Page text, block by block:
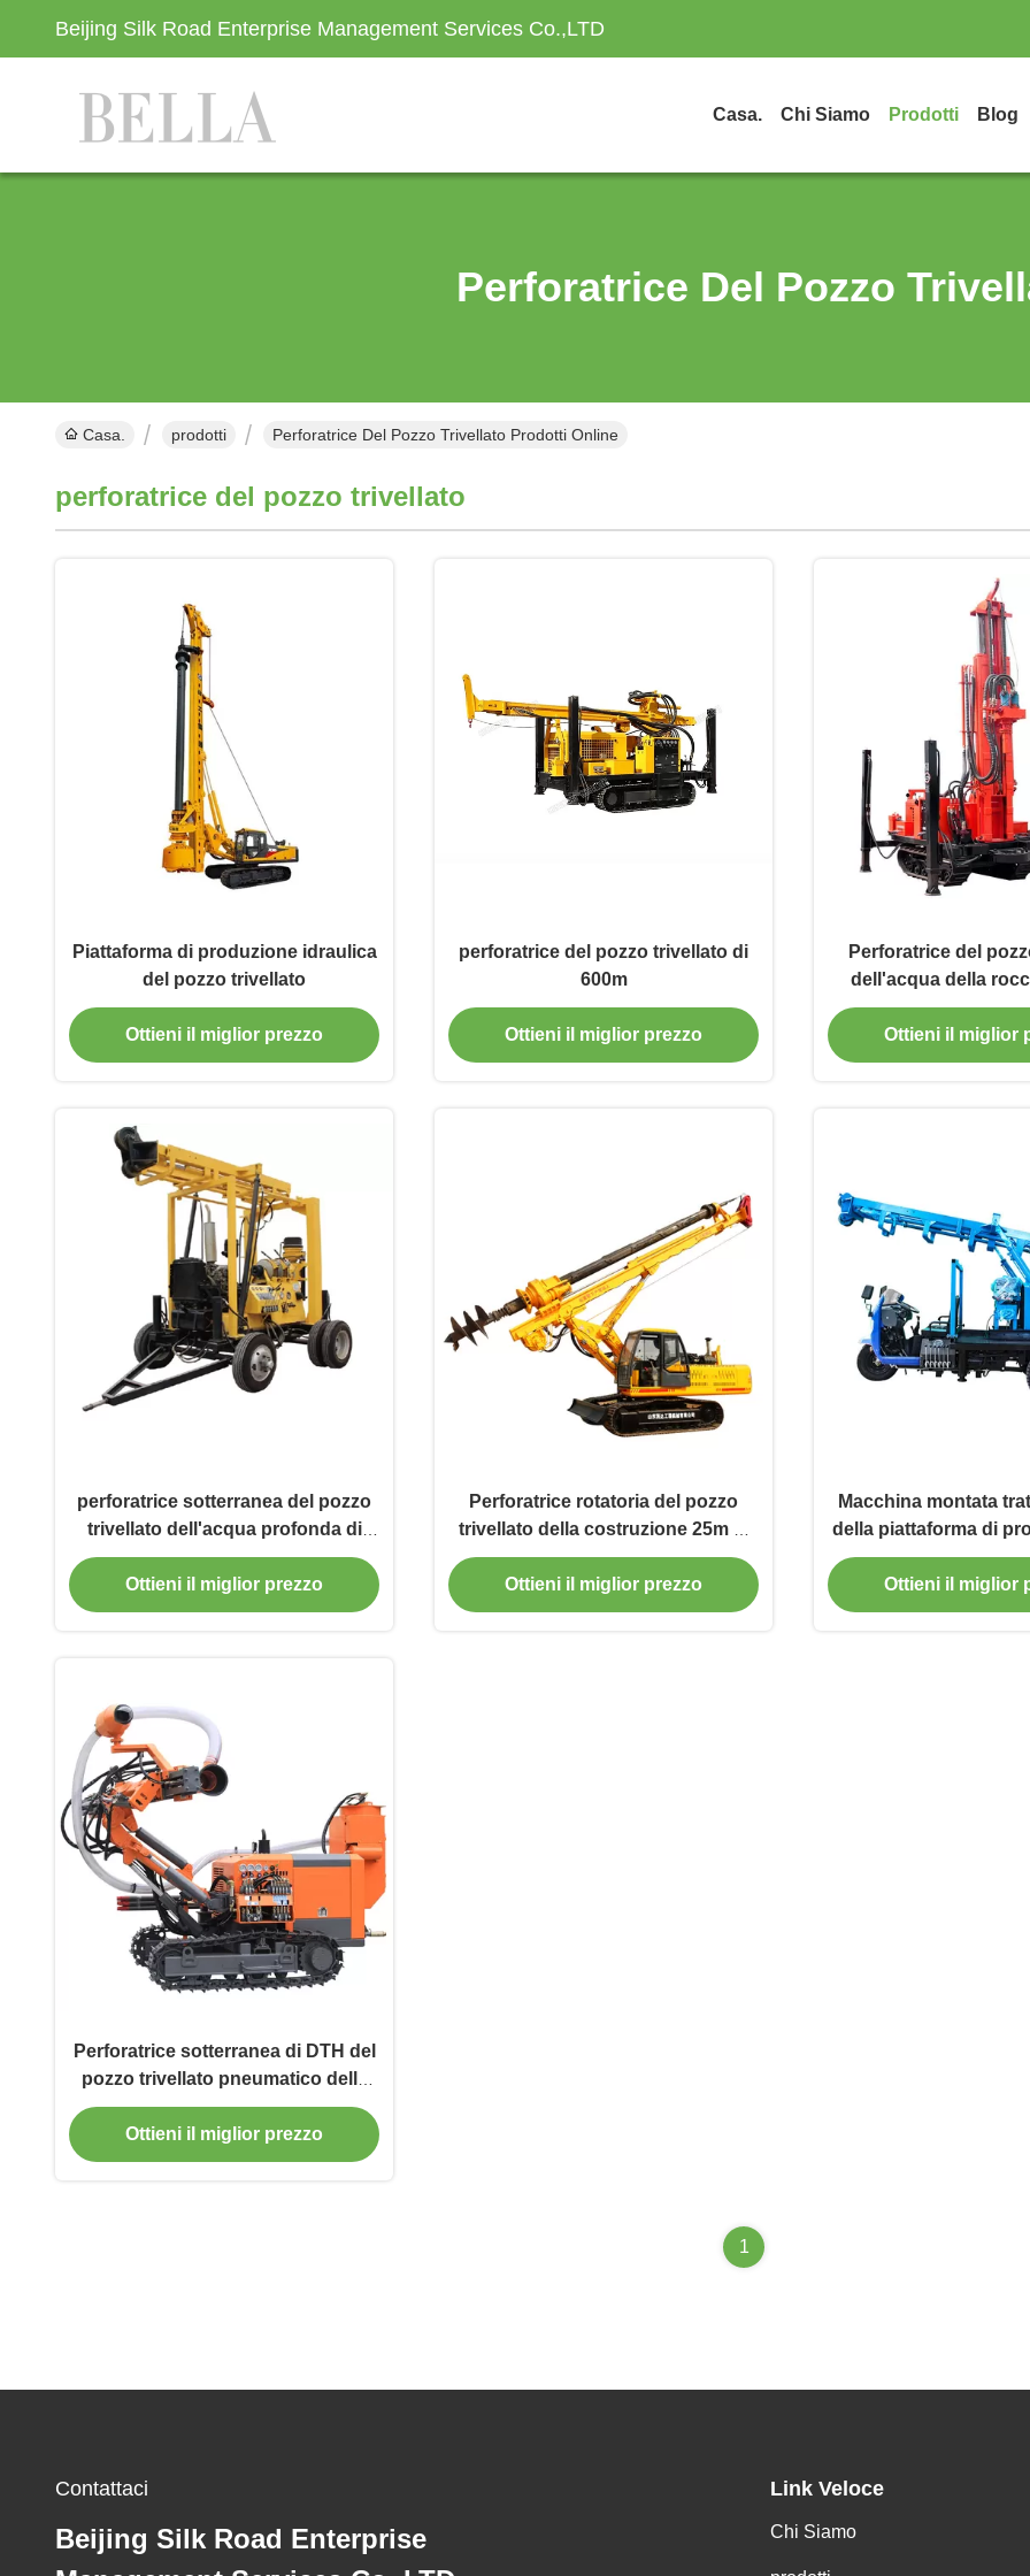
Beijing Silk Road Enterprise Management Services Co.,LTD
Casa. Chi Siamo Prodotti Blog
Perforatrice Del Pozzo
Casa. prodotti Perforatrice Del Pozzo Trivellato Prodotti Online
perforatrice del pozzo trivellato
Piattaforma di produzione idraulica
del pozzo trivellato
Ottieni il miglior prezzo
perforatrice del pozzo trivellato di
600m
Ottieni il miglior prezzo
Perforatrice del
dell'acqua della
profondo 300m
Ottieni il miglior
perforatrice sotterranea del pozzo
trivellato dell'acqua profonda di
200m
Ottieni il miglior prezzo
Perforatrice rotatoria del pozzo
trivellato della costruzione 25m di
configurazione
Ottieni il miglior prezzo
Macchina montata
della piattaforma di
pozzo trivellato
Ottieni il miglior
Perforatrice sotterranea di DTH del
pozzo trivellato pneumatico della
roccia
Ottieni il miglior prezzo
1
Contattaci
Beijing Silk Road Enterprise
Link Veloce
Chi Siamo